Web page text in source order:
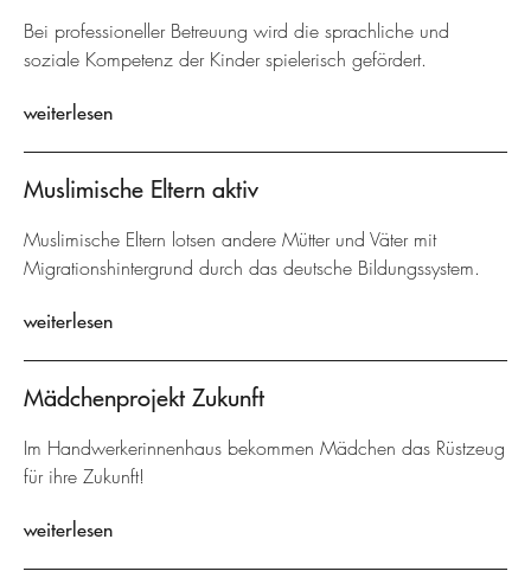
Bei professioneller Betreuung wird die sprachliche und
soziale Kompetenz der Kinder spielerisch gefördert.
weiterlesen
Muslimische Eltern aktiv
Muslimische Eltern lotsen andere Mütter und Väter mit
Migrationshintergrund durch das deutsche Bildungssystem.
weiterlesen
Mädchenprojekt Zukunft
Im Handwerkerinnenhaus bekommen Mädchen das Rüstzeug
für ihre Zukunft!
weiterlesen